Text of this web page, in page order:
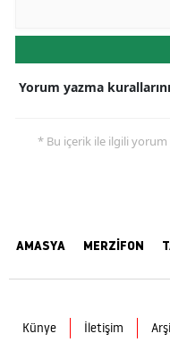
Yorum yazma kurallarını
* Bu içerik ile ilgili yorum
AMASYA MERZİFON
Künye İletişim